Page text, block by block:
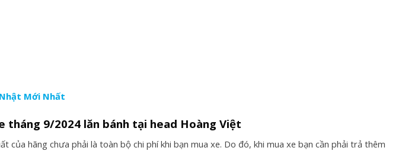
Mới Nhất
tháng 9/2024 lăn bánh tại head Hoàng Việt
của hãng chưa phải là toàn bộ chi phí khi bạn mua xe. Do đó, khi mua xe bạn cần phải trả thêm